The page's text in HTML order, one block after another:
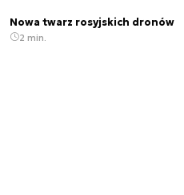
Nowa twarz rosyjskich dronów
2 min.